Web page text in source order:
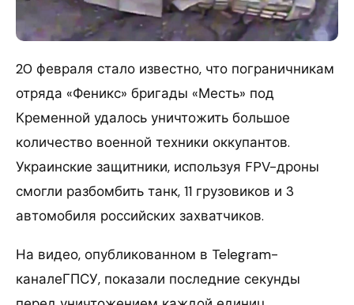
20 февраля стало известно, что пограничникам
отряда «Феникс» бригады «Месть» под
Кременной удалось уничтожить большое
количество военной техники оккупантов.
Украинские защитники, используя FPV-дроны
смогли разбомбить танк, 11 грузовиков и 3
автомобиля российских захватчиков.
На видео, опубликованном в Telegram-
каналеГПСУ, показали последние секунды